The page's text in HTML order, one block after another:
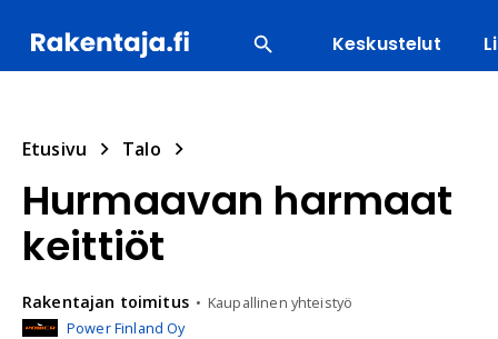
Keskustelut
Etusivu Talo
Hurmaavan harmaat
keittiöt
Rakentajan toimitus
Kaupallinen yhteistyö
Power Finland Oy